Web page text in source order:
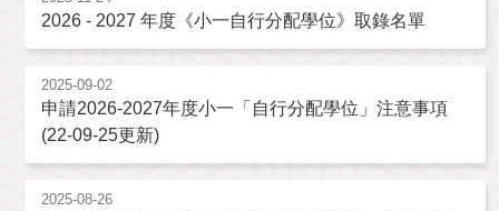
2026 - 2027 年度《小一自行分配學位》取錄名單
2025-09-02
申請2026-2027年度小一「自行分配學位」注意事項
(22-09-25更新)
2025-08-26